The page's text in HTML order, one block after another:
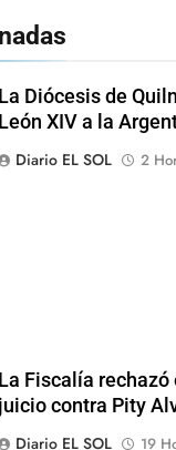
La Diócesis de
León XIV a la
Diario EL SOL
2
La Fiscalía rechazó
juicio contra Pity
Diario EL SOL
19